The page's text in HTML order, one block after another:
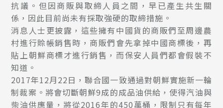
抗議。但因商販與取締人員之間，早已產生共生關
係，因此目前尚未有採取強硬的取締措施。
消息人士更披露，這些擁有中國貨的商販們至周邊農
村進行賒帳銷售時，商販們會先拿掉中國商標後，再
貼上朝鮮商標才進行銷售，而保安人員們都會假裝不
知道。
2017年12月22日，聯合國一致通過對朝鮮實施新一輪
制裁案。將會切斷朝鮮9成的成品油供給，使得汽油與
柴油供應量，將從2016年的450萬桶，限制只有每年